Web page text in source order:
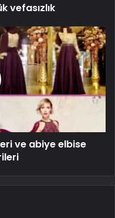
vefasızlık
ve abiye elbise